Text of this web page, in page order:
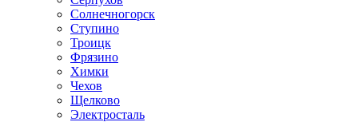
Солнечногорск
Ступино
Троицк
Фрязино
Химки
Чехов
Щелково
Электросталь